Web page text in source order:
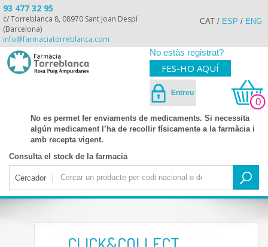
93 477 32 95
c/ Torreblanca 8, 08970 Sant Joan Despí
(Barcelona)
info@farmaciatorreblanca.com
CAT / ESP / ENG
No estàs registrat?
FES-HO AQUÍ
Entreu
0
No es permet fer enviaments de medicaments. Si necessita
algún medicament l’ha de recollir físicamente a la farmàcia i
amb recepta vigent.
Consulta el stock de la farmacia
Cercador